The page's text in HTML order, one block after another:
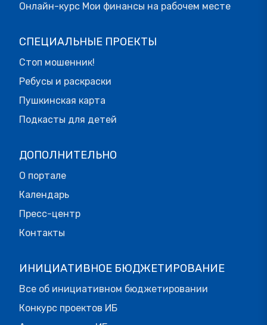
Онлайн-курс Мои финансы на рабочем месте
СПЕЦИАЛЬНЫЕ ПРОЕКТЫ
Стоп мошенник!
Ребусы и раскраски
Пушкинская карта
Подкасты для детей
ДОПОЛНИТЕЛЬНО
О портале
Календарь
Пресс-центр
Контакты
ИНИЦИАТИВНОЕ БЮДЖЕТИРОВАНИЕ
Все об инициативном бюджетировании
Конкурс проектов ИБ